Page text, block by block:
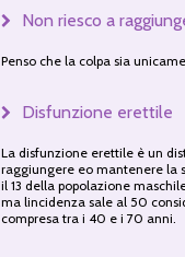
Non riesco a
Penso che la colpa sia
Disfunzione erettile
La disfunzione erettile è un
raggiungere eo mantenere la
il 13 della popolazione
ma lincidenza sale al 50
compresa tra i 40 e i 70 anni.